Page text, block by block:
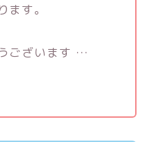
ます。
ございます …